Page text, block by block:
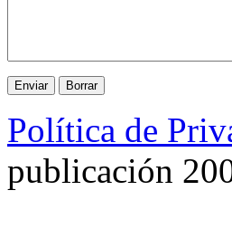
Política de
publicación